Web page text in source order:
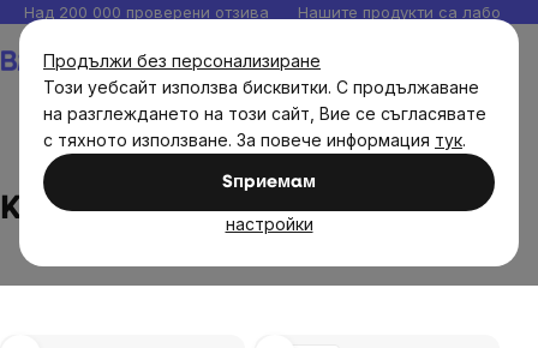
Продължи без персонализиране
Този уебсайт използва бисквитки. С продължаване
на разглеждането на този сайт, Вие се съгласявате
с тяхното използване. За повече информация тук.
Sпpиeмaм
настройки
Прескочи
към
съдържанието
Над 200 000 проверени отзива Нашите продукти са
Karel Kolínek
Karel Kolínek